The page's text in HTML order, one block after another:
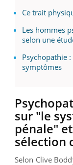
Ce trait
Les hommes
selon une
Psychopathie
symptômes
sur "le
pénale"
sélection
Selon Clive